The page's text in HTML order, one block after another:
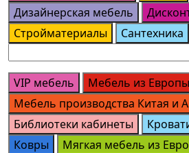
Дизайнерская мебель
Стройматериалы
Сантехника
VIP мебель
Мебель из Европы
Мебель производства Китая и
Библиотеки кабинеты
Ковры
Мягкая мебель из